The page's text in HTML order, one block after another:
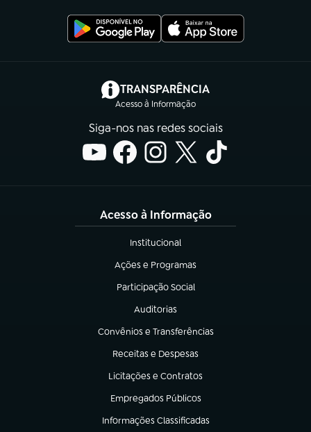
TRANSPARÊNCIA
Acesso à Informação
(abre em nova aba)
Siga-nos nas redes sociais
Acesso à Informação
Institucional
(abre em nova aba)
Ações e Programas
(abre em nova aba)
Participação Social
(abre em nova aba)
Auditorias
(abre em nova aba)
Convênios e Transferências
(abre em nova aba)
Receitas e Despesas
(abre em nova aba)
Licitações e Contratos
(abre em nova aba)
Empregados Públicos
(abre em nova aba)
Informações Classificadas
(abre em nova aba)